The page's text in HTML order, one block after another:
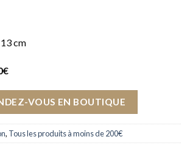
cm
VOUS EN BOUTIQUE
, Tous les produits à moins de 200€